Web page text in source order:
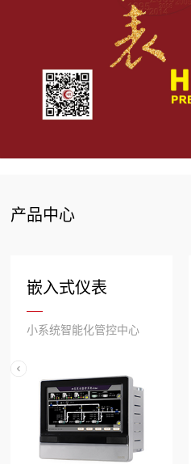
产品中心
嵌入式仪表
小系统智能化管控中心